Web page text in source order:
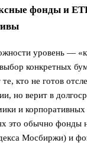
фонды и
уровень —
конкретных
кто не готов
но верит в
и
это обычно
Мосбиржи) и